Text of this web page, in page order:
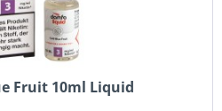
Fruit 10ml Liquid